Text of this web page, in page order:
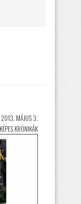
2013. MÁJUS 3.
KRÓNIKÁK